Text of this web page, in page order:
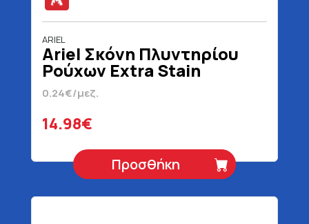
ARIEL
Ariel Σκόνη Πλυντηρίου
Ρούχων Extra Stain
Removal 62 Μεζούρες
4030 gr
0.24€/μεζ.
14.98€
Προσθήκη